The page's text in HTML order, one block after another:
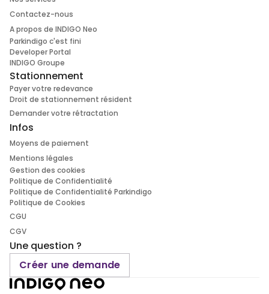
Contactez-nous
A propos de INDIGO Neo
Parkindigo c'est fini
Developer Portal
INDIGO Groupe
Stationnement
Payer votre redevance
Droit de stationnement résident
Demander votre rétractation
Infos
Moyens de paiement
Mentions légales
Gestion des cookies
Politique de Confidentialité
Politique de Confidentialité Parkindigo
Politique de Cookies
CGU
CGV
Une question ?
Créer une demande